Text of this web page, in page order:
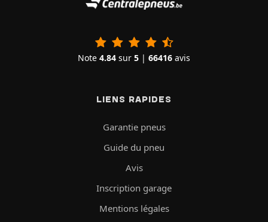
Note 4.84 sur 5 | 66416 avis
LIENS RAPIDES
Garantie pneus
Guide du pneu
Avis
Inscription garage
Mentions légales